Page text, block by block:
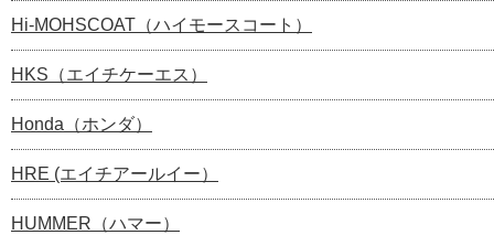
Hi-MOHSCOAT（ハイモースコート）
HKS（エイチケーエス）
Honda（ホンダ）
HRE (エイチアールイー）
HUMMER（ハマー）